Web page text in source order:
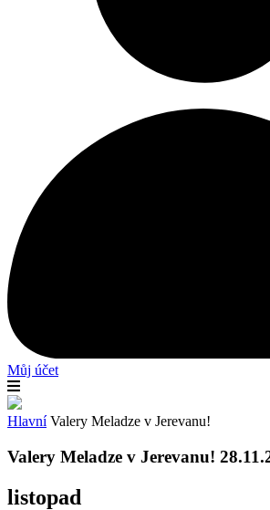
Můj účet
Hlavní Valery Meladze v Jerevanu!
Valery Meladze v Jerevanu!
listopad